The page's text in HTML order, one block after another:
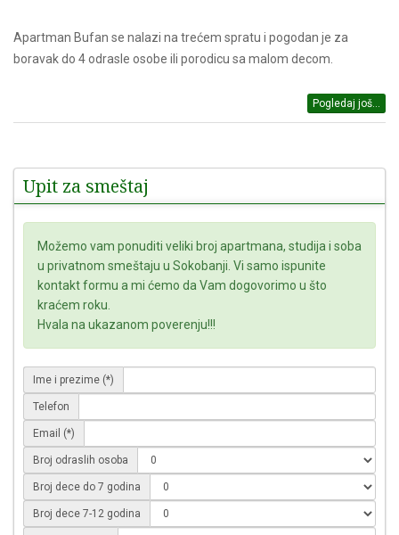
Apartman Bufan se nalazi na trećem spratu i pogodan je za
boravak do 4 odrasle osobe ili porodicu sa malom decom.
Pogledaj još...
Upit za smeštaj
Možemo vam ponuditi veliki broj apartmana, studija i soba
u privatnom smeštaju u Sokobanji. Vi samo ispunite
kontakt formu a mi ćemo da Vam dogovorimo u što
kraćem roku.
Hvala na ukazanom poverenju!!!
Ime i prezime (*)
Telefon
Email (*)
Broj odraslih osoba
Broj dece do 7 godina
Broj dece 7-12 godina